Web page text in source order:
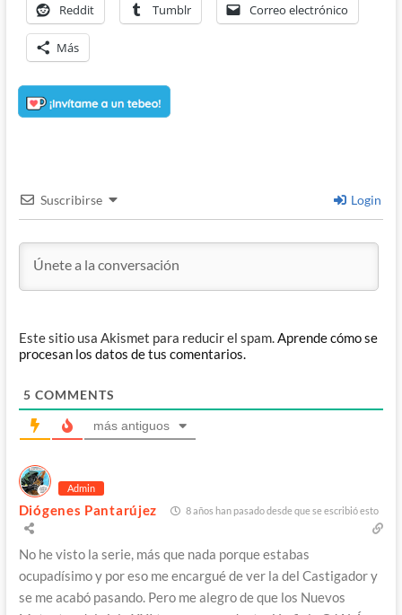
Reddit Tumblr Correo electrónico
Más
Suscribirse Login
Este sitio usa Akismet para reducir el spam.Aprende cómo se
procesan los datos de tus comentarios.
5 COMMENTS
más antiguos
Admin
Diógenes Pantarújez 8 años han pasado desde que se escribió esto
No he visto la serie, más que nada porque estabas
ocupadísimo y por eso me encargué de ver la del Castigador y
se me acabó pasando. Pero me alegro de que los Nuevos